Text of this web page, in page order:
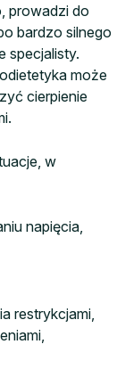
prowadzi do
bardzo silnego
specjalisty.
może
cierpienie
w
napięcia,
restrykcjami,